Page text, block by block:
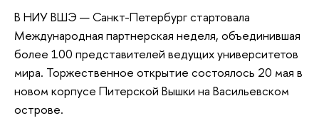
В НИУ ВШЭ — Санкт-Петербург стартовала
Международная партнерская неделя, объединившая
более 100 представителей ведущих университетов
мира. Торжественное открытие состоялось 20 мая в
новом корпусе Питерской Вышки на Васильевском
острове.